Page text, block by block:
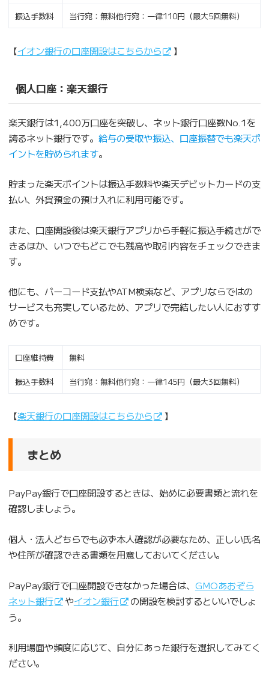
振込手数料 当行宛：無料他行宛：一律110円（最大5回無料）
【イオン銀行の口座開設はこちらから 】
個人口座：楽天銀行
楽天銀行は1,400万口座を突破し、ネット銀行口座数No.1を
誇るネット銀行です。 給与の受取や振込、口座振替でも楽天ポ
イントを貯められます。
貯まった楽天ポイントは振込手数料や楽天デビットカードの支
払い、外貨預金の預け入れに利用可能です。
また、口座開設後は楽天銀行アプリから手軽に振込手続きがで
きるほか、いつでもどこでも残高や取引内容をチェックできま
す。
他にも、バーコード支払やATM検索など、アプリならではの
サービスも充実しているため、アプリで完結したい人におすす
めです。
口座維持費 無料
振込手数料 当行宛：無料他行宛：一律145円（最大3回無料）
【楽天銀行の口座開設はこちらから 】
まとめ
PayPay銀行で口座開設するときは、始めに必要書類と流れを
確認しましょう。
個人・法人どちらでも必ず本人確認が必要なため、正しい氏名
や住所が確認できる書類を用意しておいてください。
PayPay銀行で口座開設できなかった場合は、 GMOあおぞら
ネット銀行
やイオン銀行
の開設を検討するといいでしょ
う。
利用場面や頻度に応じて、自分にあった銀行を選択してみてく
ださい。